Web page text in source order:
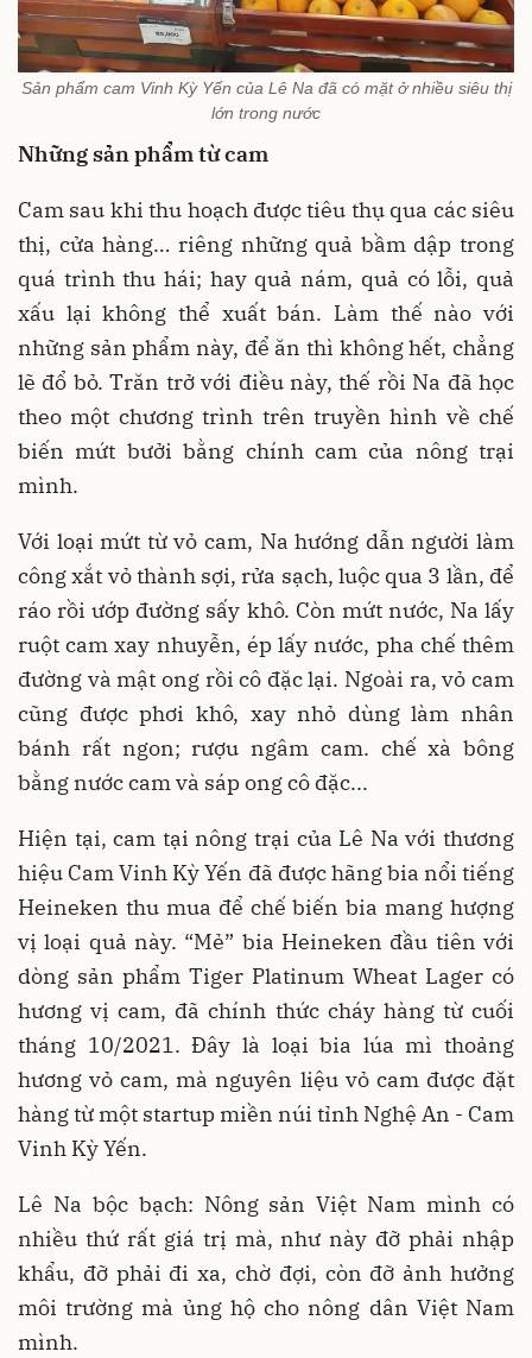
Sản phẩm cam Vinh Kỳ Yến của Lê Na đã có mặt ở nhiều siêu thị
lớn trong nước
Những sản phẩm từ cam
Cam sau khi thu hoạch được tiêu thụ qua các siêu
thị, cửa hàng… riêng những quả bầm dập trong
quá trình thu hái; hay quả nám, quả có lỗi, quả
xấu lại không thể xuất bán. Làm thế nào với
những sản phẩm này, để ăn thì không hết, chẳng
lẽ đổ bỏ. Trăn trở với điều này, thế rồi Na đã học
theo một chương trình trên truyền hình về chế
biến mứt bưởi bằng chính cam của nông trại
mình.
Với loại mứt từ vỏ cam, Na hướng dẫn người làm
công xắt vỏ thành sợi, rửa sạch, luộc qua 3 lần, để
ráo rồi ướp đường sấy khô. Còn mứt nước, Na lấy
ruột cam xay nhuyễn, ép lấy nước, pha chế thêm
đường và mật ong rồi cô đặc lại. Ngoài ra, vỏ cam
cũng được phơi khô, xay nhỏ dùng làm nhân
bánh rất ngon; rượu ngâm cam. chế xà bông
bằng nước cam và sáp ong cô đặc...
Hiện tại, cam tại nông trại của Lê Na với thương
hiệu Cam Vinh Kỳ Yến đã được hãng bia nổi tiếng
Heineken thu mua để chế biến bia mang hượng
vị loại quả này. “Mẻ” bia Heineken đầu tiên với
dòng sản phẩm Tiger Platinum Wheat Lager có
hương vị cam, đã chính thức cháy hàng từ cuối
tháng 10/2021. Đây là loại bia lúa mì thoảng
hương vỏ cam, mà nguyên liệu vỏ cam được đặt
hàng từ một startup miền núi tỉnh Nghệ An - Cam
Vinh Kỳ Yến.
Lê Na bộc bạch: Nông sản Việt Nam mình có
nhiều thứ rất giá trị mà, như này đỡ phải nhập
khẩu, đỡ phải đi xa, chờ đợi, còn đỡ ảnh hưởng
môi trường mà ủng hộ cho nông dân Việt Nam
mình.